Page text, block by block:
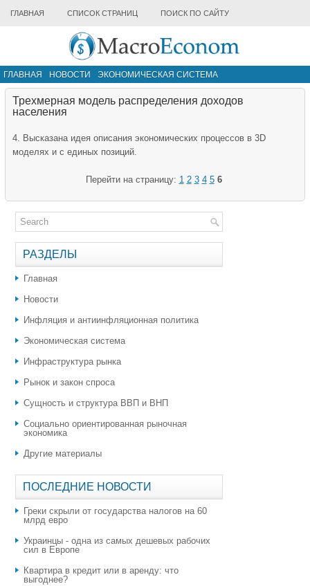
ГЛАВНАЯ СПИСОК СТРАНИЦ ПОИСК ПО САЙТУ
ГЛАВНАЯ НОВОСТИ
ЭКОНОМИЧЕСКАЯ СИСТЕМА
ИНФРАСТРУКТУРА РЫНКА
Трехмерная модель распределения доходов
населения
4. Высказана идея описания экономических процессов в 3D
моделях и с единых позиций.
Перейти на страницу: 1 2 3 4 5 6
РАЗДЕЛЫ
Главная
Новости
Инфляция и антиинфляционная политика
Экономическая система
Инфраструктура рынка
Рынок и закон спроса
Сущность и структура ВВП и ВНП
Социально ориентированная рыночная
экономика
Другие материалы
ПОСЛЕДНИЕ НОВОСТИ
Греки скрыли от государства налогов на 60
млрд евро
Украинцы - одна из самых дешевых рабочих
сил в Европе
Квартира в кредит или в аренду: что
выгоднее?